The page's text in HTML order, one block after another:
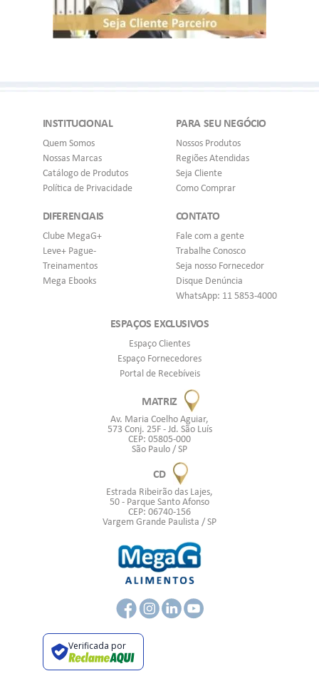
INSTITUCIONAL
Quem Somos
Nossas Marcas
Catálogo de Produtos
Política de Privacidade
PARA SEU NEGÓCIO
Nossos Produtos
Regiões Atendidas
Seja Cliente
Como Comprar
DIFERENCIAIS
Clube MegaG+
Leve+ Pague-
Treinamentos
Mega Ebooks
CONTATO
Fale com a gente
Trabalhe Conosco
Seja nosso Fornecedor
Disque Denúncia
WhatsApp: 11 5853-4000
ESPAÇOS EXCLUSIVOS
Espaço Clientes
Espaço Fornecedores
Portal de Recebíveis
MATRIZ
Av. Maria Coelho Aguiar,
573 Conj. 25F - Jd. São Luís
CEP: 05805-000
São Paulo / SP
CD
Estrada Ribeirão das Lajes,
50 - Parque Santo Afonso
CEP: 06740-156
Vargem Grande Paulista / SP
Verificada por